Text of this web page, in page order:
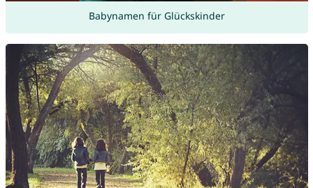
Babynamen für Glückskinder